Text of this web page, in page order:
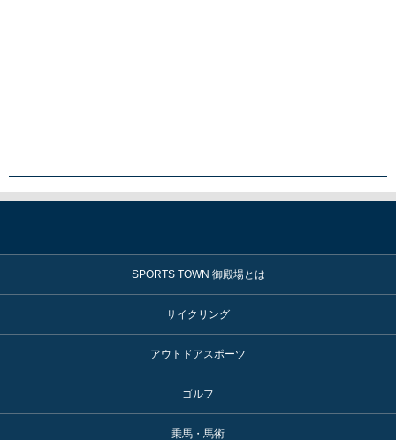
SPORTS TOWN 御殿場とは
サイクリング
アウトドアスポーツ
ゴルフ
乗馬・馬術